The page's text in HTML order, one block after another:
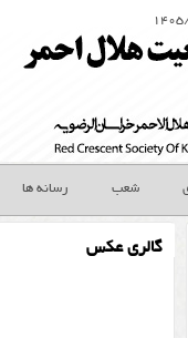
شعب رسانه ها
گالری عکس